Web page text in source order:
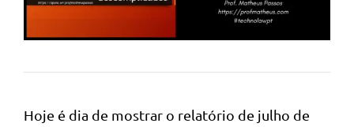
Hoje é dia de mostrar o relatório de julho de